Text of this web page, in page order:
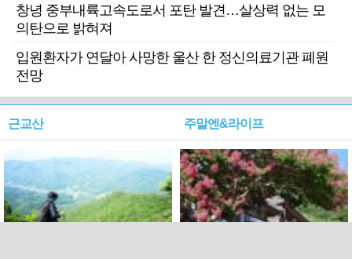
창녕 중부내륙고속도로서 포탄 발견…살상력 없는 모
의탄으로 밝혀져
입원환자가 연달아 사망한 울산 한 정신의료기관 폐원
전망
근교산 주말엔&라이프